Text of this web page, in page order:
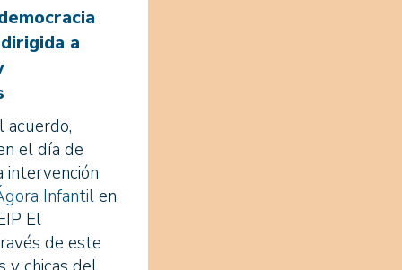
a
acuerdo,
el día de
intervención
Infantilen
El
de este